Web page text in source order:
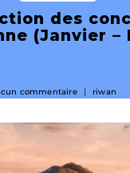
des
(Janvier –
commentaire riwan